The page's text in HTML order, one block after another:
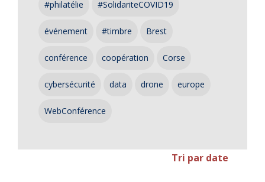
#philatélie #SolidariteCOVID19
événement #timbre Brest
conférence coopération Corse
cybersécurité data drone europe
WebConférence
Tri par date